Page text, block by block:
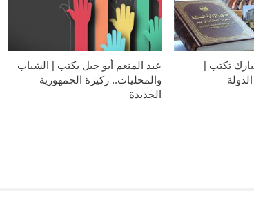
عبد المنعم أبو جبل يكتب | الشباب
والمحليات.. ركيزة الجمهورية
الجديدة
تكتب |